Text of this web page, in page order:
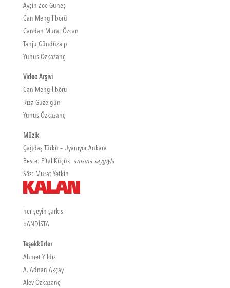
Ayşin Zoe Güneş
Can Mengilibörü
Candan Murat Özcan
Tanju Gündüzalp
Yunus Özkazanç
Video Arşivi
Can Mengilibörü
Rıza Güzelgün
Yunus Özkazanç
Müzik
Çağdaş Türkü – Uyanıyor Ankara
Beste: Eftal Küçük anısına saygıyla
Söz: Murat Yetkin
her şeyin şarkısı
bANDİSTA
Teşekkürler
Ahmet Yıldız
A. Adnan Akçay
Alev Özkazanç